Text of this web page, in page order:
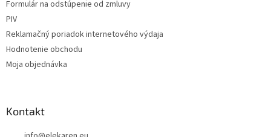
Formulár na odstúpenie od zmluvy
PIV
Reklamačný poriadok internetového výdaja
Hodnotenie obchodu
Moja objednávka
Kontakt